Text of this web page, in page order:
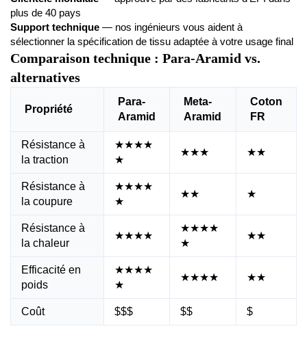
plus de 40 pays
Support technique — nos ingénieurs vous aident à
sélectionner la spécification de tissu adaptée à votre usage final
Comparaison technique : Para-Aramid vs.
alternatives
Propriété
Para-
Aramid
Meta-
Aramid
Coton
FR
Résistance à
la traction
★★★★
★
★★★ ★★
Résistance à
la coupure
★★★★
★
★★ ★
Résistance à
la chaleur
★★★★
★★★★
★
★★
Efficacité en
poids
★★★★
★
★★★★ ★★
Coût $$$ $$ $